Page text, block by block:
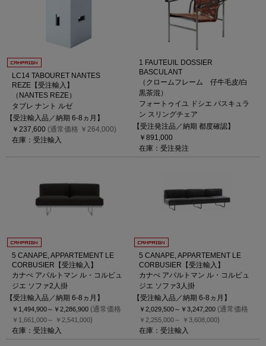
LC14 TABOURET NANTES
REZE【受注輸入】
（NANTES REZE）
タブレ ナント ルゼ
【受注輸入品／納期 6-8ヵ月】
￥237,600 (通常価格 ￥264,000)
在庫：受注輸入
1 FAUTEUIL DOSSIER
BASCULANT
（クロームフレーム 仔牛毛皮/白
黒茶混）
フォートゥイユ ドシエ バスキュラ
ン スリングチェア
【受注発注品／納期 都度確認】
￥891,000
在庫：受注発注
5 CANAPE, APPARTEMENT LE
CORBUSIER【受注輸入】
カナぺ アパルトマン ル・コルビュ
ジエ ソファ2人掛
【受注輸入品／納期 6-8ヵ月】
￥1,494,900～ ￥2,286,900 (通常価格
￥1,661,000～ ￥2,541,000)
在庫：受注輸入
5 CANAPE, APPARTEMENT LE
CORBUSIER【受注輸入】
カナぺ アパルトマン ル・コルビュ
ジエ ソファ3人掛
【受注輸入品／納期 6-8ヵ月】
￥2,029,500～ ￥3,247,200 (通常価格
￥2,255,000～ ￥3,608,000)
在庫：受注輸入